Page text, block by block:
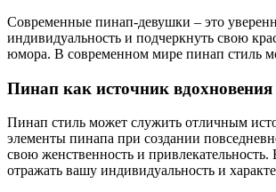
Современные пинап-девушки – это
индивидуальность и подчеркнуть свою
юмора. В современном мире пинап стиль
Пинап как источник вдохновения
Пинап стиль может служить отличным
элементы пинапа при создании
свою женственность и
отражать вашу индивидуальность и